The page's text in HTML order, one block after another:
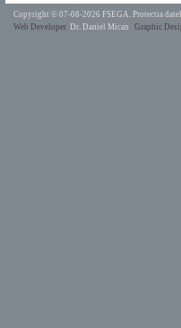
Copyright © 07-08-2026 FSEGA. Protectia
Web Developer Dr. Daniel Mican Graphic